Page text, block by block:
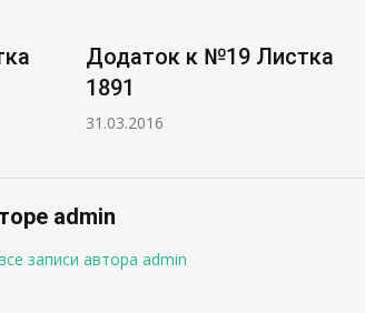
Додаток к №15 Листка
1891
31.03.2016
admin
записи автора admin